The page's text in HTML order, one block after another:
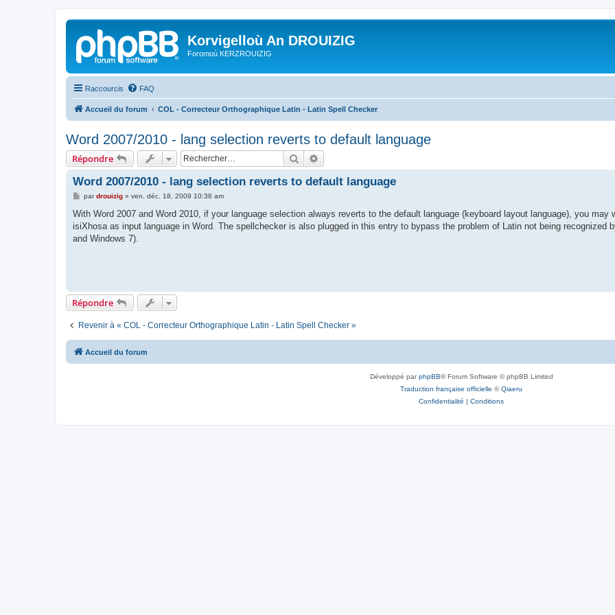
Korvigelloù An DROUIZIG
Foromoù KERZROUIZIG
Raccourcis FAQ
Accueil du forum COL - Correcteur Orthographique Latin - Latin Spell Checker
Word 2007/2010 - lang selection reverts to default language
Répondre Rechercher
Word 2007/2010 - lang selection reverts to default language
M
s
a
g
pardrouizig» ven. déc. 18, 2009 10:38 am
With Word 2007 and Word 2010, if your language selection always reverts to the default language (keyboard layout language), you may
isiXhosa as input language in Word. The spellchecker is also plugged in this entry to bypass the problem of Latin not being recognized
and Windows 7).
Répondre
Revenir à « COL - Correcteur Orthographique Latin - Latin Spell Checker »
Accueil du forum
Développé parphpBB® Forum Software © phpBB Limited
Traduction française officielle ©Qiaeru
Confidentialité | Conditions